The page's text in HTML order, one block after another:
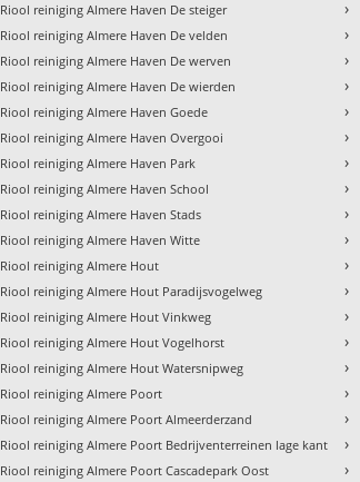
Riool reiniging Almere Haven De steiger
Riool reiniging Almere Haven De velden
Riool reiniging Almere Haven De werven
Riool reiniging Almere Haven De wierden
Riool reiniging Almere Haven Goede
Riool reiniging Almere Haven Overgooi
Riool reiniging Almere Haven Park
Riool reiniging Almere Haven School
Riool reiniging Almere Haven Stads
Riool reiniging Almere Haven Witte
Riool reiniging Almere Hout
Riool reiniging Almere Hout Paradijsvogelweg
Riool reiniging Almere Hout Vinkweg
Riool reiniging Almere Hout Vogelhorst
Riool reiniging Almere Hout Watersnipweg
Riool reiniging Almere Poort
Riool reiniging Almere Poort Almeerderzand
Riool reiniging Almere Poort Bedrijventerreinen lage kant
Riool reiniging Almere Poort Cascadepark Oost
›
›
›
›
›
›
›
›
›
›
›
›
›
›
›
›
›
›
›